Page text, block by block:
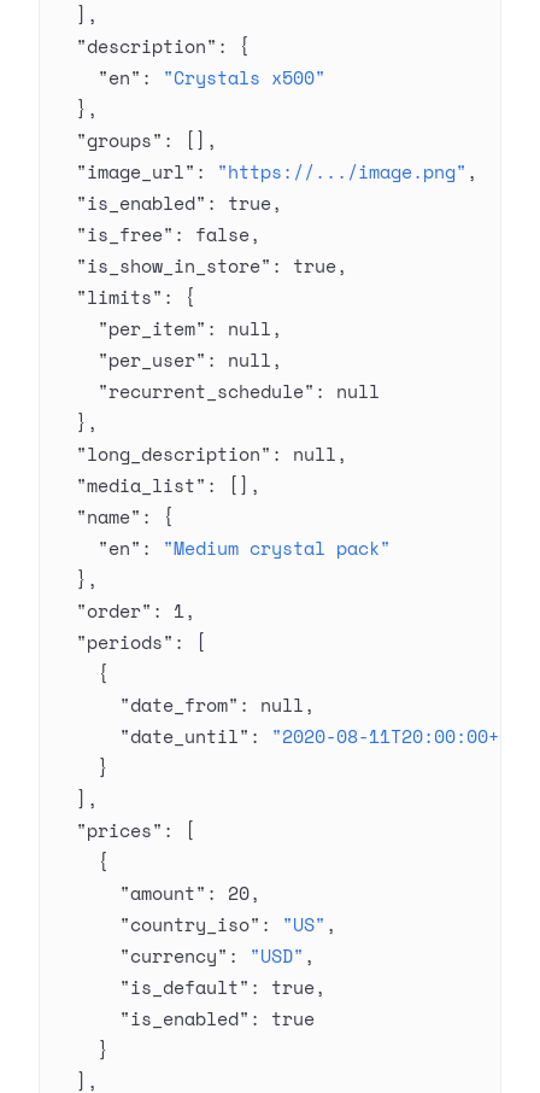
  ],
  "description"
: {
    "en"
: "Crystals x500"
  },
  "groups"
: [],
  "image_url"
: "https://.../image.png" ,
  "is_enabled"
: true,
  "is_free"
: false,
  "is_show_in_store"
: true,
  "limits"
: {
    "per_item"
: null,
    "per_user"
: null,
    "recurrent_schedule"
: null
  },
  "long_description"
: null,
  "media_list"
: [],
  "name"
: {
    "en"
: "Medium crystal pack"
  },
  "order"
: 1,
  "periods"
: [
    {
      "date_from"
: null,
      "date_until"
: "2020-08-
    }
  ],
  "prices"
: [
    {
      "amount"
: 20,
      "country_iso"
: "US" ,
      "currency"
: "USD" ,
      "is_default"
: true,
      "is_enabled"
: true
    }
  ],